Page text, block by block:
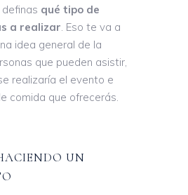
qué tipo de
a realizar. Eso te va a
idea general de la
que pueden asistir,
realizaría el evento e
comida que ofrecerás.
UN